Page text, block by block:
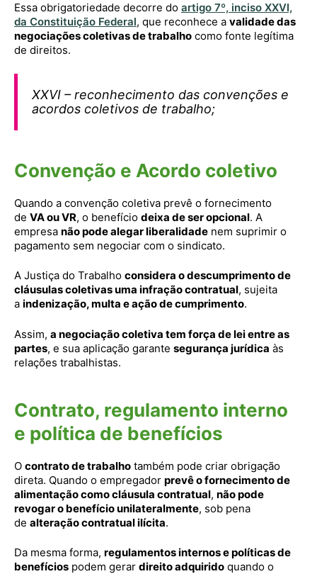
Essa obrigatoriedade decorre do artigo 7º, inciso XXVI,
da Constituição Federal, que reconhece a validade das
negociações coletivas de trabalho como fonte legítima
de direitos.
XXVI – reconhecimento das convenções e
acordos coletivos de trabalho;
Convenção e Acordo coletivo
Quando a convenção coletiva prevê o fornecimento
de VA ou VR, o benefício deixa de ser opcional. A
empresa não pode alegar liberalidade nem suprimir o
pagamento sem negociar com o sindicato.
A Justiça do Trabalho considera o descumprimento de
cláusulas coletivas uma infração contratual, sujeita
a indenização, multa e ação de cumprimento.
Assim, a negociação coletiva tem força de lei entre as
partes, e sua aplicação garante segurança jurídica às
relações trabalhistas.
Contrato, regulamento interno
e política de benefícios
O contrato de trabalho também pode criar obrigação
direta. Quando o empregador prevê o fornecimento de
alimentação como cláusula contratual, não pode
revogar o benefício unilateralmente, sob pena
de alteração contratual ilícita.
Da mesma forma, regulamentos internos e políticas de
benefícios podem gerar direito adquirido quando o